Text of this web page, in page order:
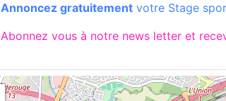
Annoncez gratuitement votre Stage
Abonnez vous à notre news letter et